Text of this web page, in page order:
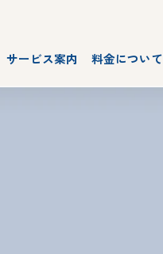
サービス案内 料金について